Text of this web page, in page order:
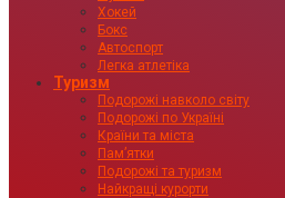
Хокей
Бокс
Автоспорт
Легка атлетіка
Туризм
Подорожі навколо світу
Подорожі по Україні
Країни та міста
Пам’ятки
Подорожі та туризм
Найкращі курорти